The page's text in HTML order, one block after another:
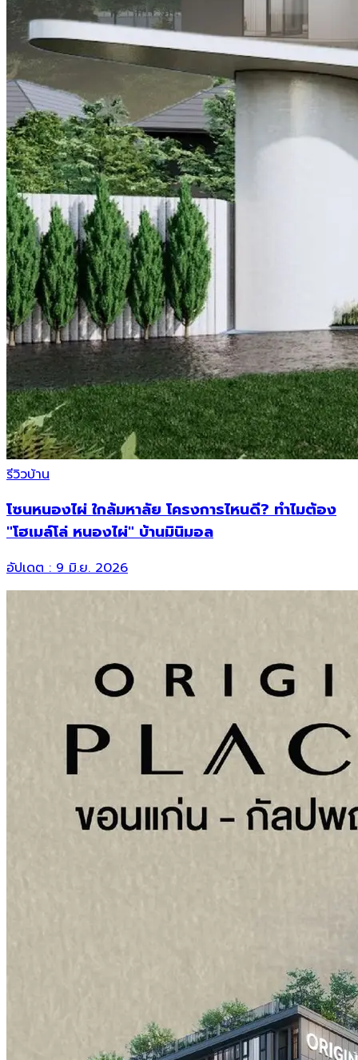
รีวิวบ้าน
โซนหนองไผ่ ใกล้มหาลัย โครงการไหนดี? ทำไมต้อง
"โฮเมล์โล่ หนองไผ่" บ้านมินิมอล
อัปเดต :9 มิ.ย. 2026